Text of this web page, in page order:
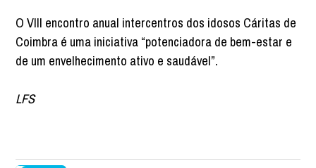
O VIII encontro anual intercentros dos idosos Cáritas de
Coimbra é uma iniciativa “potenciadora de bem-estar e
de um envelhecimento ativo e saudável”.
LFS